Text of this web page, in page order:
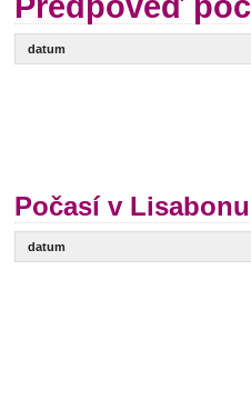
datum
Počasí v
datum